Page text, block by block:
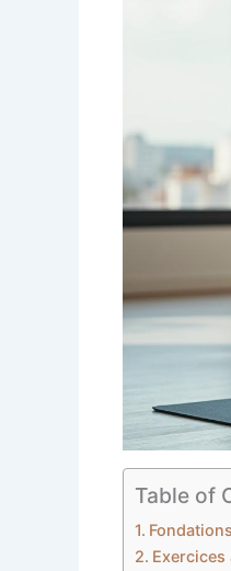
Table of